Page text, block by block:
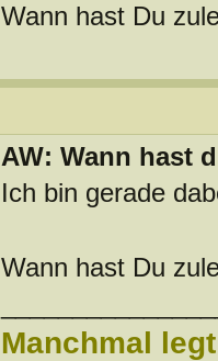
Wann hast Du
AW: Wann hast
Ich bin gerade
Wann hast Du
Manchmal